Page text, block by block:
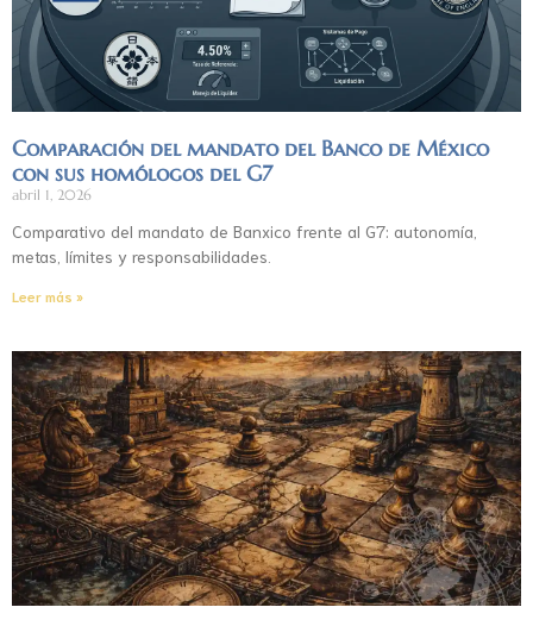
Comparación del mandato del Banco de México
con sus homólogos del G7
abril 1, 2026
Comparativo del mandato de Banxico frente al G7: autonomía,
metas, límites y responsabilidades.
Leer más »